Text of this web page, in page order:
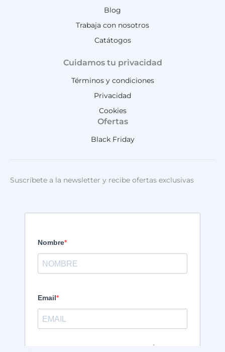
Blog
Trabaja con nosotros
Catátogos
Cuidamos tu privacidad
Términos y condiciones
Privacidad
Cookies
Ofertas
Black Friday
Suscríbete a la newsletter y recibe ofertas exclusivas